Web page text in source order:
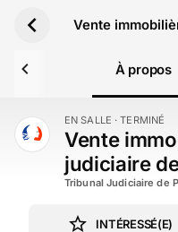
Vente
À propos
TERMINÉ EN SALLE · TERMINÉ
Vente
judiciaire
Tribunal Judiciaire de
INTÉRESSÉ(E)